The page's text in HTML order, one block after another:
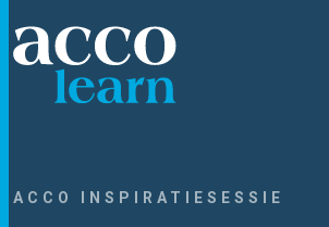
ACCO INSPIRATIESESSIE